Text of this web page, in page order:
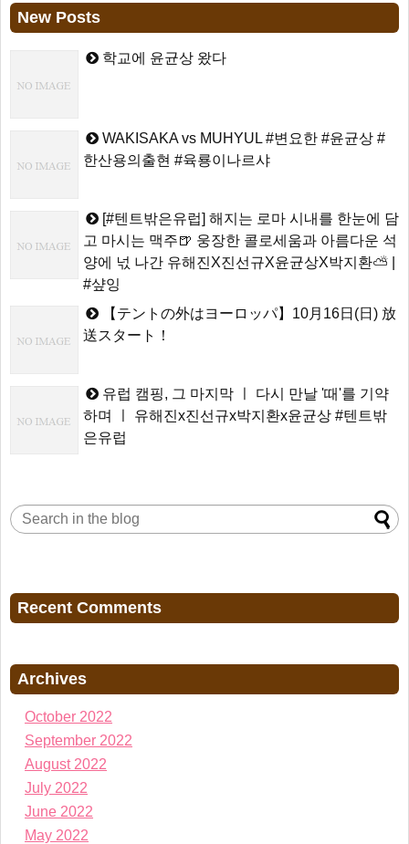
New Posts
학교에 윤균상 왔다
WAKISAKA vs MUHYUL #변요한 #윤균상 #
한산용의출현 #육룡이나르샤
[#텐트밖은유럽] 해지는 로마 시내를 한눈에 담
고 마시는 맥주🍺 웅장한 콜로세움과 아름다운 석
양에 넋 나간 유해진X진선규X윤균상X박지환⛅ |
#샾잉
【テントの外はヨーロッパ】10月16日(日) 放
送スタート！
유럽 캠핑, 그 마지막 ㅣ 다시 만날 '때'를 기약
하며 ㅣ 유해진x진선규x박지환x윤균상 #텐트밖
은유럽
Recent Comments
Archives
October 2022
September 2022
August 2022
July 2022
June 2022
May 2022